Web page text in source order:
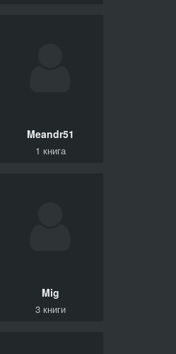
Meandr51
1 книга
Mig
3 книги